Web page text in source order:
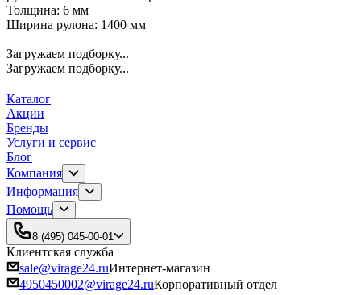
Толщина: 6 мм
Ширина рулона: 1400 мм
Загружаем подборку...
Загружаем подборку...
Каталог
Акции
Бренды
Услуги и сервис
Блог
Компания
Информация
Помощь
8 (495) 045-00-01
Клиентская служба
sale@virage24.ruИнтернет-магазин
4950450002@virage24.ruКорпоративный отдел